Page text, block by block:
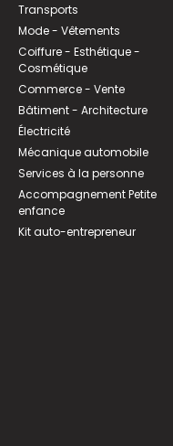
Transports
Mode - Vêtements
Coiffure - Esthétique -
Cosmétique
Commerce - Vente
Bâtiment - Architecture
Électricité
Mécanique automobile
Services à la personne
Accompagnement Petite
enfance
Kit auto-entrepreneur